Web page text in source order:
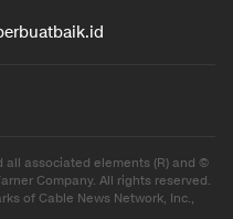
all associated elements (R) and ©
Company. All rights reserved.
of Cable News Network, Inc.,